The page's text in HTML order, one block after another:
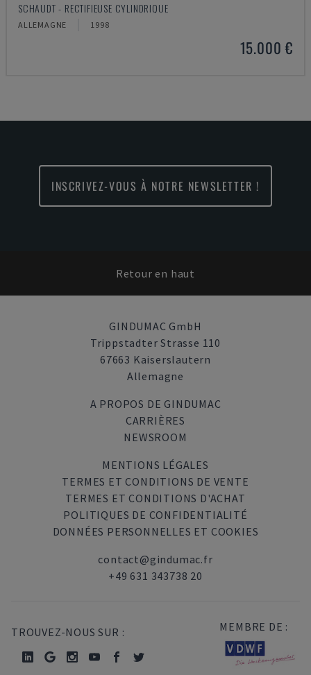
SCHAUDT - RECTIFIEUSE CYLINDRIQUE
ALLEMAGNE 1998
15.000 €
INSCRIVEZ-VOUS À NOTRE NEWSLETTER !
Retour en haut
GINDUMAC GmbH
Trippstadter Strasse 110
67663 Kaiserslautern
Allemagne
A PROPOS DE GINDUMAC
CARRIÈRES
NEWSROOM
MENTIONS LÉGALES
TERMES ET CONDITIONS DE VENTE
TERMES ET CONDITIONS D'ACHAT
POLITIQUES DE CONFIDENTIALITÉ
DONNÉES PERSONNELLES ET COOKIES
contact@gindumac.fr
+49 631 343738 20
TROUVEZ-NOUS SUR : MEMBRE DE :